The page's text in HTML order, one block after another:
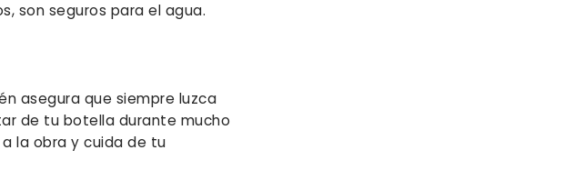
son seguros para el agua.
asegura que siempre luzca
de tu botella durante mucho
la obra y cuida de tu